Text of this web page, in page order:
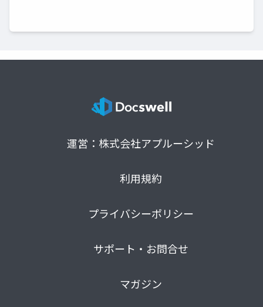
運営：株式会社アプルーシッド
利用規約
プライバシーポリシー
サポート・お問合せ
マガジン